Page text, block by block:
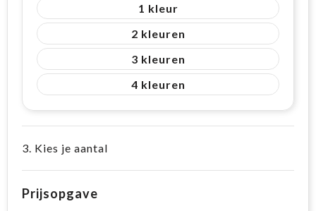
1
2
3
4
3. Kies je aantal
Prijsopgave